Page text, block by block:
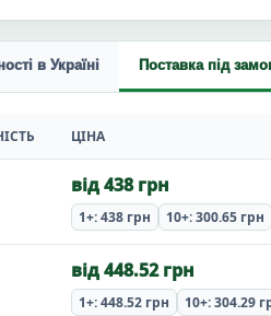
в Україні Поставка під
ЦІНА
від 438 грн
1+: 438 грн 10+: 300.65 грн
від 448.52 грн
1+: 448.52 грн 10+: 304.29